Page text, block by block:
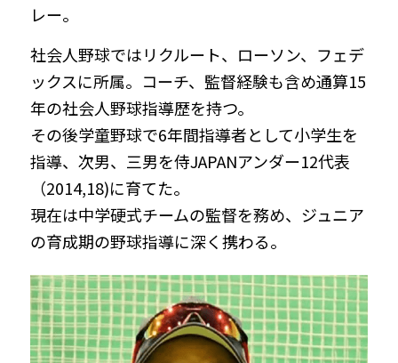
レー。
社会人野球ではリクルート、ローソン、フェデ
ックスに所属。コーチ、監督経験も含め通算15
年の社会人野球指導歴を持つ。
その後学童野球で6年間指導者として小学生を
指導、次男、三男を侍JAPANアンダー12代表
（2014,18)に育てた。
現在は中学硬式チームの監督を務め、ジュニア
の育成期の野球指導に深く携わる。